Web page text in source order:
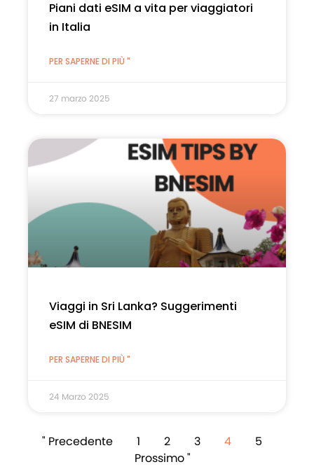
Piani dati eSIM a vita per viaggiatori
in Italia
PER SAPERNE DI PIÙ "
27 marzo 2025
Viaggi in Sri Lanka? Suggerimenti
eSIM di BNESIM
PER SAPERNE DI PIÙ "
24 Marzo 2025
" Precedente 1 2 3 4
5
Prossimo "